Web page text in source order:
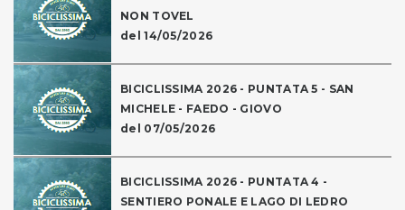
NON TOVEL
del 14/05/2026
BICICLISSIMA 2026 - PUNTATA 5 - SAN
MICHELE - FAEDO - GIOVO
del 07/05/2026
BICICLISSIMA 2026 - PUNTATA 4 -
SENTIERO PONALE E LAGO DI LEDRO